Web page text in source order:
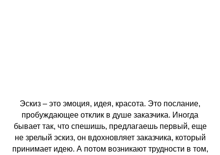
Эскиз – это эмоция, идея, красота. Это послание,
пробуждающее отклик в душе заказчика. Иногда
бывает так, что спешишь, предлагаешь первый, еще
не зрелый эскиз, он вдохновляет заказчика, который
принимает идею. А потом возникают трудности в том,